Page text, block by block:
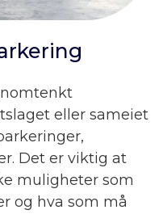
eller sameiet
Det er viktig at
muligheter som
og hva som må